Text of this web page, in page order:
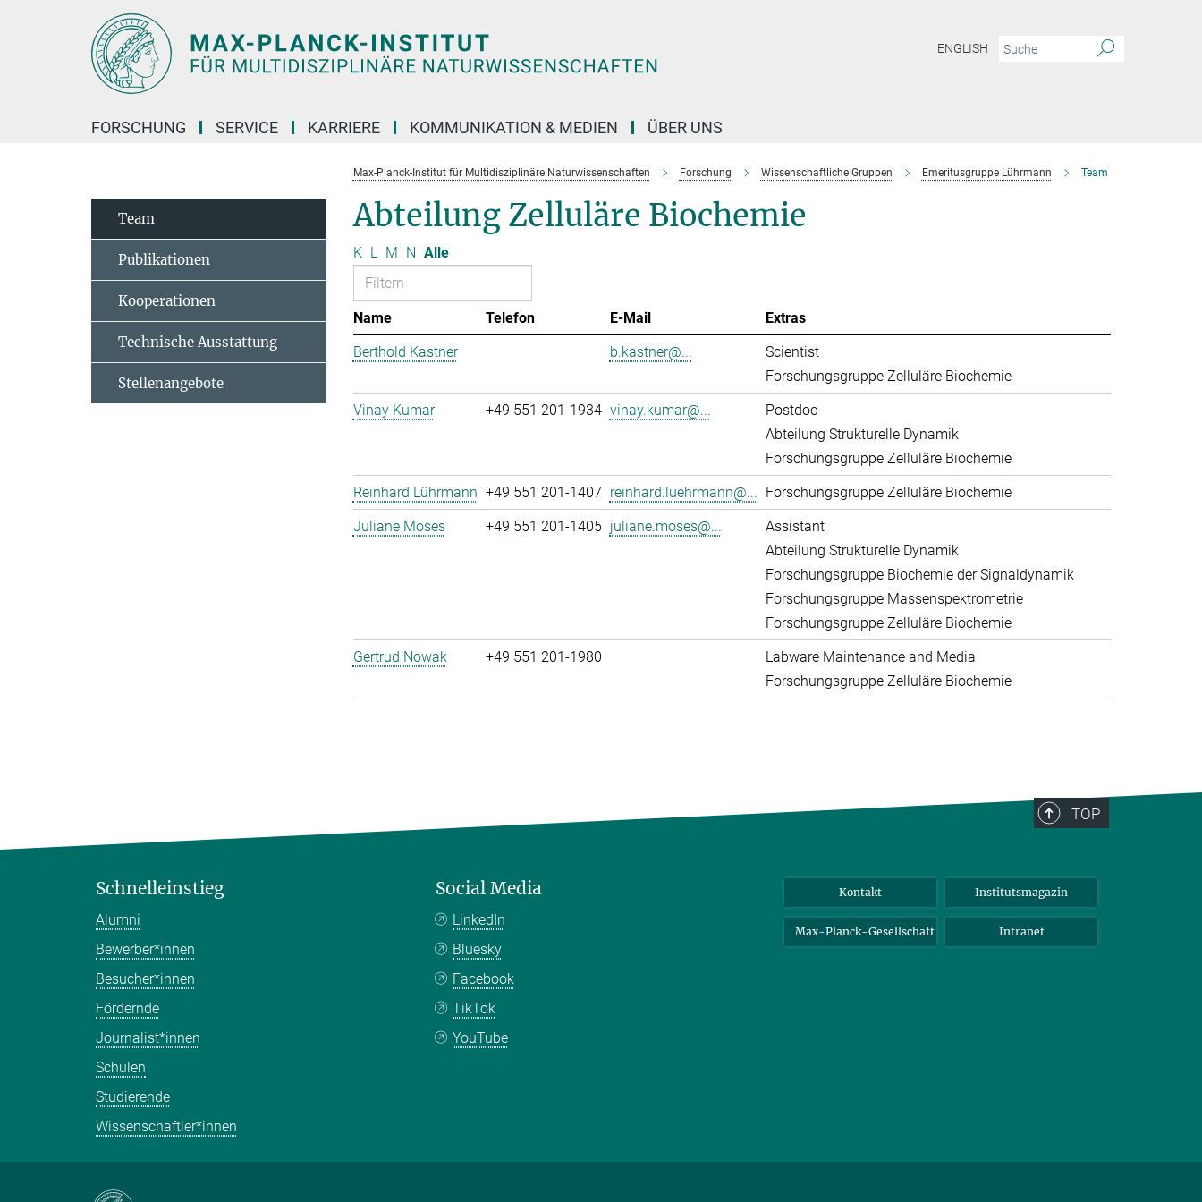
ENGLISH
FORSCHUNG SERVICE KARRIERE KOMMUNIKATION & MEDIEN ÜBER UNS
Max-Planck-Institut für Multidisziplinäre Naturwissenschaften Forschung Wissenschaftliche Gruppen Emeritusgruppe Lührmann Team
Abteilung Zelluläre Biochemie
K L M N Alle
Name Telefon E-Mail
Extras
Berthold Kastner
b.kastner@...
Scientist
Forschungsgruppe Zelluläre Biochemie
Vinay Kumar
+49 551 201-1934 vinay.kumar@...
Postdoc
Abteilung Strukturelle Dynamik
Forschungsgruppe Zelluläre Biochemie
Reinhard Lührmann +49 551 201-1407 reinhard.luehrmann@... Forschungsgruppe Zelluläre Biochemie
Juliane Moses
+49 551 201-1405 juliane.moses@...
Assistant
Abteilung Strukturelle Dynamik
Forschungsgruppe Biochemie der Signaldynamik
Forschungsgruppe Massenspektrometrie
Forschungsgruppe Zelluläre Biochemie
Gertrud Nowak
+49 551 201-1980
Labware Maintenance and Media
Forschungsgruppe Zelluläre Biochemie
Team
Publikationen
Kooperationen
Technische Ausstattung
Stellenangebote
TOP
Schnelleinstieg
Alumni
Bewerber*innen
Besucher*innen
Fördernde
Journalist*innen
Schulen
Studierende
Wissenschaftler*innen
Social Media
LinkedIn
Bluesky
Facebook
TikTok
YouTube
Kontakt Institutsmagazin
Max-Planck-Gesellschaft Intranet